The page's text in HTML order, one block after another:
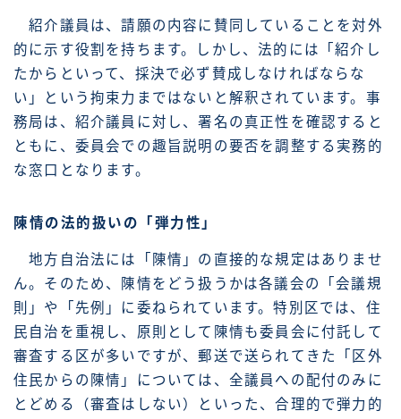
紹介議員は、請願の内容に賛同していることを対外
的に示す役割を持ちます。しかし、法的には「紹介し
たからといって、採決で必ず賛成しなければならな
い」という拘束力まではないと解釈されています。事
務局は、紹介議員に対し、署名の真正性を確認すると
ともに、委員会での趣旨説明の要否を調整する実務的
な窓口となります。
陳情の法的扱いの「弾力性」
地方自治法には「陳情」の直接的な規定はありませ
ん。そのため、陳情をどう扱うかは各議会の「会議規
則」や「先例」に委ねられています。特別区では、住
民自治を重視し、原則として陳情も委員会に付託して
審査する区が多いですが、郵送で送られてきた「区外
住民からの陳情」については、全議員への配付のみに
とどめる（審査はしない）といった、合理的で弾力的